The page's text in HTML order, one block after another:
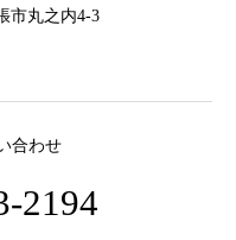
市丸之内4-3
合わせ
2194